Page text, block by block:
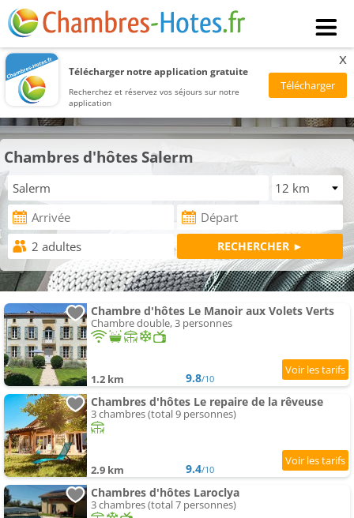
Télécharger notre application gratuite
Recherchez et réservez vos séjours sur notre
application
x
Chambres d'hôtes Salerm
Chambre d'hôtes Le Manoir aux Volets Verts
Chambre double, 3 personnes
1.2 km 9.8/10
Chambres d'hôtes Le repaire de la rêveuse
3 chambres (total 9 personnes)
2.9 km 9.4/10
Chambres d'hôtes Laroclya
3 chambres (total 7 personnes)